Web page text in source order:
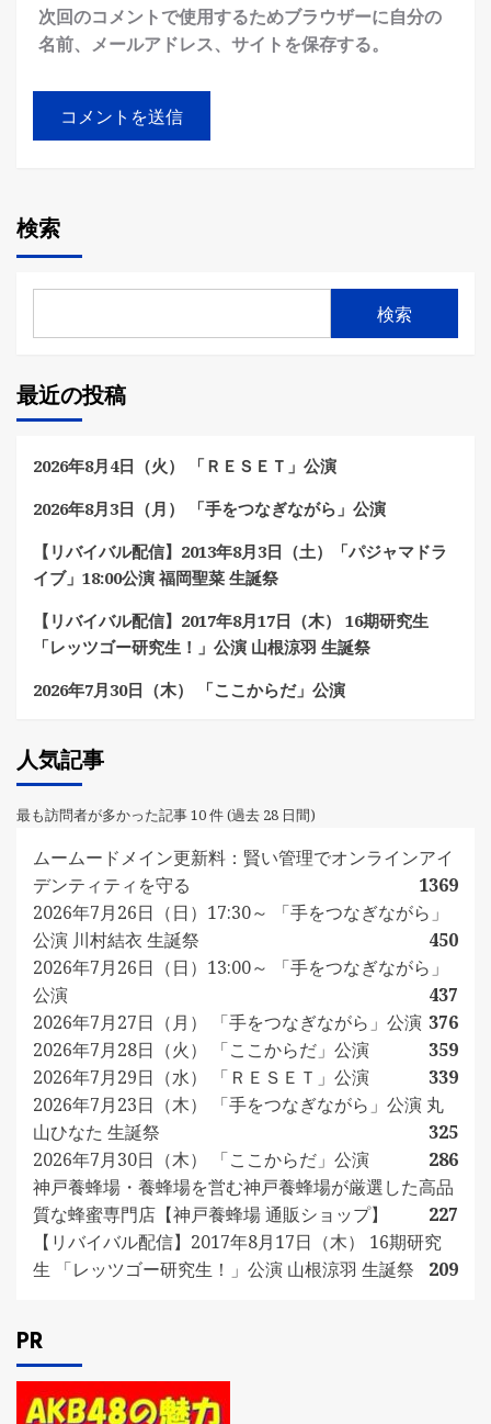
次回のコメントで使用するためブラウザーに自分の
名前、メールアドレス、サイトを保存する。
検索
検索
最近の投稿
2026年8月4日（火） 「ＲＥＳＥＴ」公演
2026年8月3日（月） 「手をつなぎながら」公演
【リバイバル配信】2013年8月3日（土）「パジャマドラ
イブ」18:00公演 福岡聖菜 生誕祭
【リバイバル配信】2017年8月17日（木） 16期研究生
「レッツゴー研究生！」公演 山根涼羽 生誕祭
2026年7月30日（木） 「ここからだ」公演
人気記事
最も訪問者が多かった記事 10 件 (過去 28 日間)
ムームードメイン更新料：賢い管理でオンラインアイ
デンティティを守る
1369
2026年7月26日（日）17:30～ 「手をつなぎながら」
公演 川村結衣 生誕祭
450
2026年7月26日（日）13:00～ 「手をつなぎながら」
公演
437
2026年7月27日（月） 「手をつなぎながら」公演 376
2026年7月28日（火） 「ここからだ」公演
359
2026年7月29日（水） 「ＲＥＳＥＴ」公演
339
2026年7月23日（木） 「手をつなぎながら」公演 丸
山ひなた 生誕祭
325
2026年7月30日（木） 「ここからだ」公演
286
神戸養蜂場・養蜂場を営む神戸養蜂場が厳選した高品
質な蜂蜜専門店【神戸養蜂場 通販ショップ】
227
【リバイバル配信】2017年8月17日（木） 16期研究
生 「レッツゴー研究生！」公演 山根涼羽 生誕祭
209
PR